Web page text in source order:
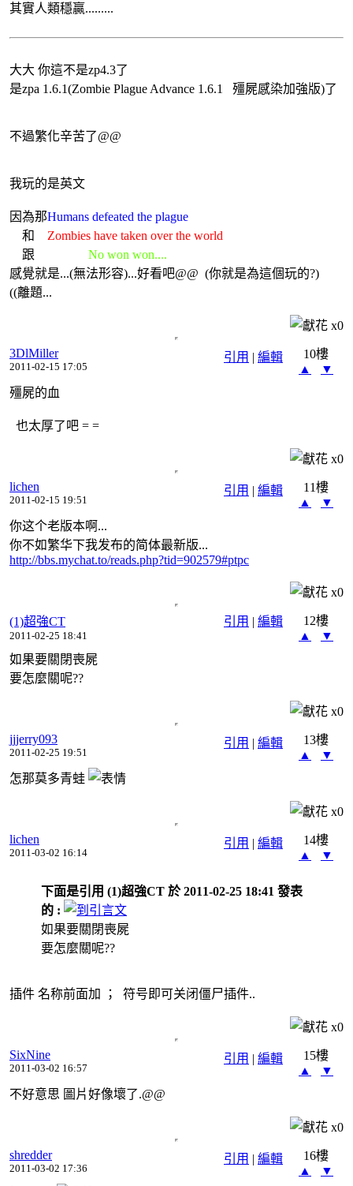
其實人類穩贏.........
大大 你這不是zp4.3了
是zpa 1.6.1(Zombie Plague Advance 1.6.1 殭屍感染加強版)了
不過繁化辛苦了@@
我玩的是英文
因為那Humans defeated the plague
和 Zombies have taken over the world
跟 No won won....
感覺就是...(無法形容)...好看吧@@ (你就是為這個玩的?)
((離題...
x0
引用 | 編輯
3DlMiller
2011-02-15 17:05
10樓
▲
▼
殭屍的血
也太厚了吧 = =
x0
引用 | 編輯
lichen
2011-02-15 19:51
11樓
▲
▼
你这个老版本啊...
你不如繁华下我发布的简体最新版...
http://bbs.mychat.to/reads.php?tid=902579#ptpc
x0
引用 | 編輯
(1)超強CT
2011-02-25 18:41
12樓
▲
▼
如果要關閉喪屍
要怎麼關呢??
x0
引用 | 編輯
jjjerry093
2011-02-25 19:51
13樓
▲
▼
怎那莫多青蛙
x0
引用 | 編輯
lichen
2011-03-02 16:14
14樓
▲
▼
下面是引用 (1)超強CT 於 2011-02-25 18:41 發表
的 :
如果要關閉喪屍
要怎麼關呢??
插件 名称前面加 ； 符号即可关闭僵尸插件..
x0
引用 | 編輯
SixNine
2011-03-02 16:57
15樓
▲
▼
不好意思 圖片好像壞了.@@
x0
引用 | 編輯
shredder
2011-03-02 17:36
16樓
▲
▼